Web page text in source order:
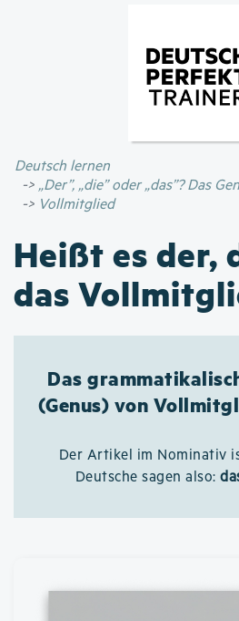
Inhalt
Deutsch lernen
„Der”, „die” oder „das”? Das
Vollmitglied
Heißt es der,
das
Das
(Genus) von
Der Artikel im Nominativ
Deutsche sagen also: